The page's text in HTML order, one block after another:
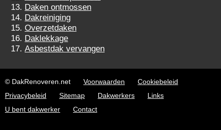
Daken ontmossen
Dakreiniging
Overzetdaken
Daklekkage
Asbestdak vervangen
© DakRenoveren.net Voorwaarden
Cookiebeleid
Privacybeleid
Sitemap Dakwerkers
Links
U bent dakwerker
Contact